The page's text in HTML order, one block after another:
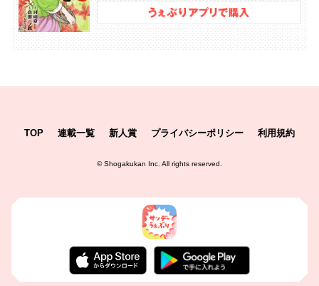
TOP 連載一覧 新人賞 プライバシーポリシー 利用規約
©Shogakukan Inc. All rights reserved.